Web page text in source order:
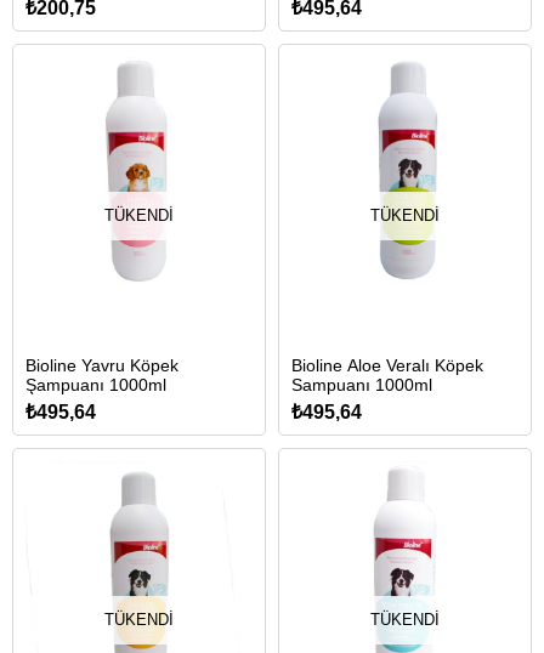
₺200,75 ₺495,64
TÜKENDI
Bioline Yavru Köpek
Şampuanı 1000ml
₺495,64
TÜKENDI
Bioline Aloe Veralı Köpek
Sampuanı 1000ml
₺495,64
TÜKENDI TÜKENDI